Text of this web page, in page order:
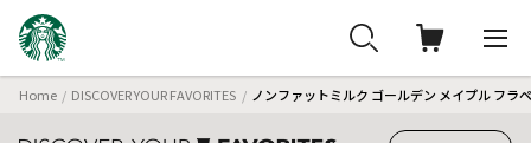
Home DISCOVER YOUR FAVORITES ノンファットミルク ゴールデン メイプル フラ